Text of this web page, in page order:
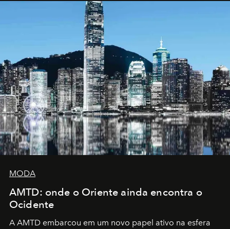
MODA
AMTD: onde o Oriente ainda encontra o
Ocidente
A AMTD embarcou em um novo papel ativo na esfera